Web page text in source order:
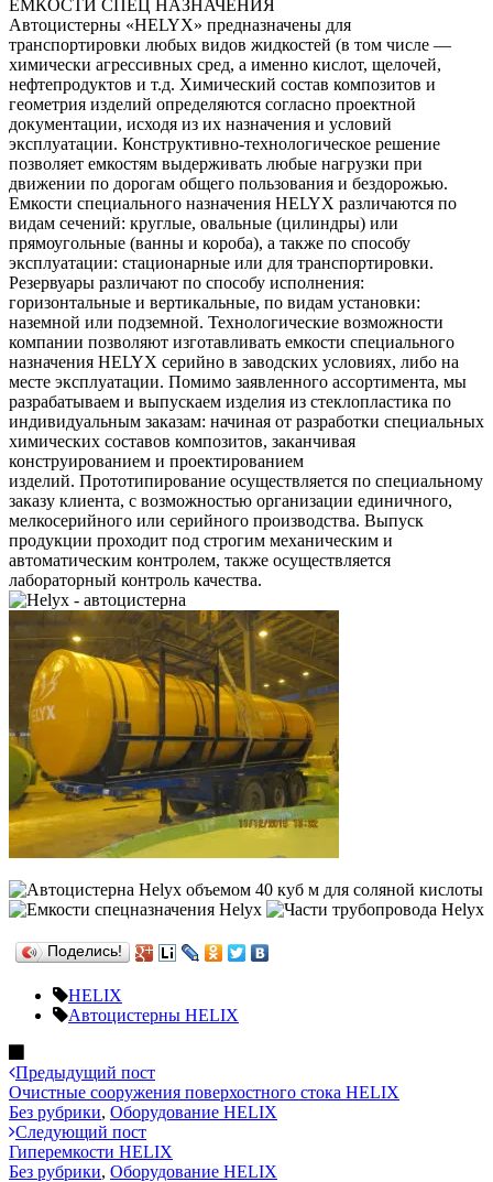
ЕМКОСТИ СПЕЦ НАЗНАЧЕНИЯ
Автоцистерны «HELYX» предназначены для
транспортировки любых видов жидкостей (в том числе —
химически агрессивных сред, а именно кислот, щелочей,
нефтепродуктов и т.д. Химический состав композитов и
геометрия изделий определяются согласно проектной
документации, исходя из их назначения и условий
эксплуатации. Конструктивно-технологическое решение
позволяет емкостям выдерживать любые нагрузки при
движении по дорогам общего пользования и бездорожью.
Емкости специального назначения HELYX различаются по
видам сечений: круглые, овальные (цилиндры) или
прямоугольные (ванны и короба), а также по способу
эксплуатации: стационарные или для транспортировки.
Резервуары различают по способу исполнения:
горизонтальные и вертикальные, по видам установки:
наземной или подземной. Технологические возможности
компании позволяют изготавливать емкости специального
назначения HELYX серийно в заводских условиях, либо на
месте эксплуатации. Помимо заявленного ассортимента, мы
разрабатываем и выпускаем изделия из стеклопластика по
индивидуальным заказам: начиная от разработки специальных
химических составов композитов, заканчивая
конструированием и проектированием
изделий. Прототипирование осуществляется по специальному
заказу клиента, с возможностью организации единичного,
мелкосерийного или серийного производства. Выпуск
продукции проходит под строгим механическим и
автоматическим контролем, также осуществляется
лабораторный контроль качества.
Поделись!
HELIX
Автоцистерны HELIX
Предыдущий пост
Очистные сооружения поверхостного стока HELIX
Без рубрики, Оборудование HELIX
Следующий пост
Гиперемкости HELIX
Без рубрики, Оборудование HELIX